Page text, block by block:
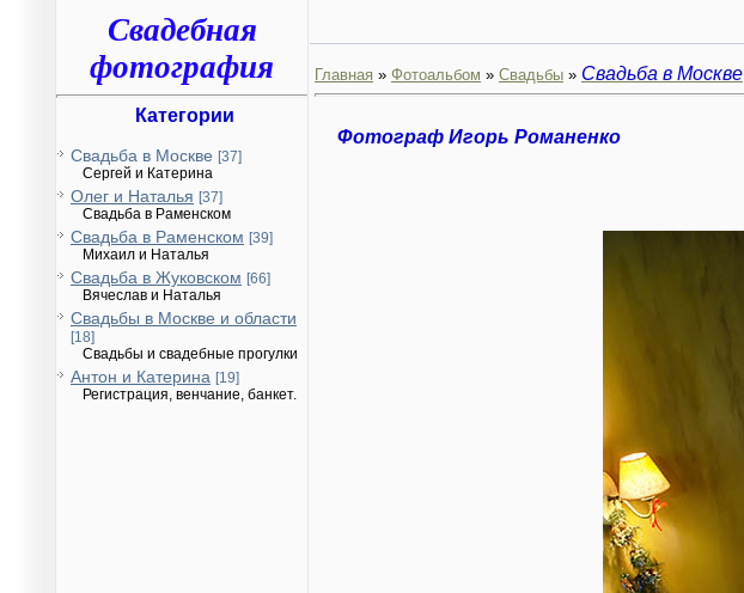
Свадебная
фотография
Категории
Свадьба в Москве [37]
Сергей и Катерина
Олег и Наталья [37]
Свадьба в Раменском
Свадьба в Раменском [39]
Михаил и Наталья
Свадьба в Жуковском [66]
Вячеслав и Наталья
Свадьбы в Москве и области
[18]
Свадьбы и свадебные прогулки
Антон и Катерина [19]
Регистрация, венчание, банкет.
Главная » Фотоальбом » Свадьбы » Свадьба в Москве
Фотограф Игорь Романенко